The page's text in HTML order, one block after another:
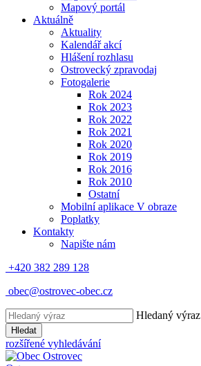
Mapový portál
Aktuálně
Aktuality
Kalendář akcí
Hlášení rozhlasu
Ostrovecký zpravodaj
Fotogalerie
Rok 2024
Rok 2023
Rok 2022
Rok 2021
Rok 2020
Rok 2019
Rok 2016
Rok 2010
Ostatní
Mobilní aplikace V obraze
Poplatky
Kontakty
Napište nám
+420 382 289 128
obec@ostrovec-obec.cz
Hledaný výraz
Hledat
rozšířené vyhledávání